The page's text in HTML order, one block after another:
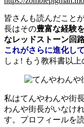
皆さんも読んだこと
長はその豊富な経験
なレッドストーン回
これがさらに進化し
しょ! もう教科書以上
私はてんやわんや街
わんや街長がいなけ
す。プロフィールを